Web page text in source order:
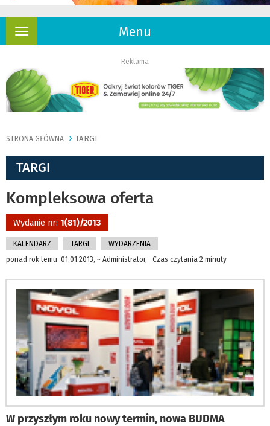
Menu
Rozwiń
Reklama
STRONA GŁÓWNA TARGI
TARGI
Kompleksowa oferta
Wydanie nr: 1(81)/2013
KALENDARZ TARGI
WYDARZENIA
ponad rok temu 01.01.2013, ~ Administrator, Czas czytania 2 minuty
W przyszłym roku nowy termin, nowa BUDMA